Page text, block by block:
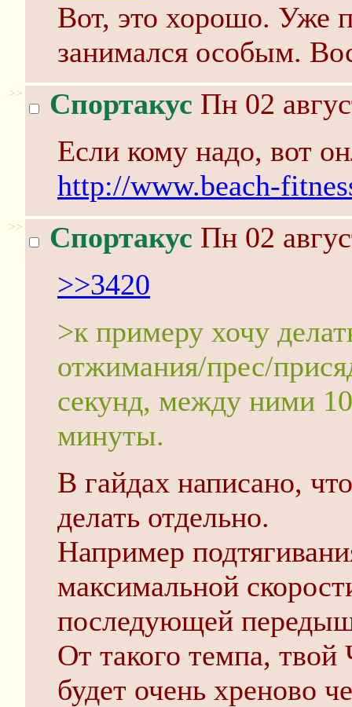
Вот, это хорошо. Уже
занимался особым.
>> Спортакус Пн 02
Если кому надо, вот
http://www.beach-
>> Спортакус Пн 02
>>3420
>к примеру хочу
отжимания/прес/
секунд, между ними
минуты.
В гайдах написано,
делать отдельно.
Например
максимальной
последующей
От такого темпа,
будет очень хреново